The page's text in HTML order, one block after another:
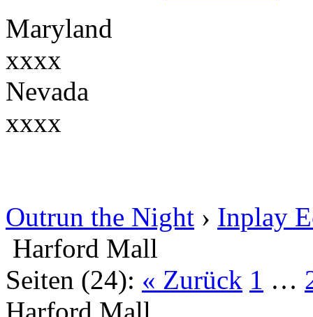
Maryland
xxxx
Nevada
xxxx
Outrun the Night › Inplay
Harford Mall